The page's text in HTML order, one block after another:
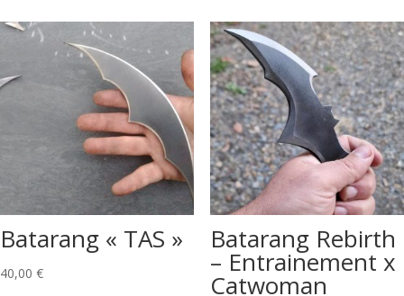
Batarang « TAS »
40,00 €
Batarang Rebirth
– Entrainement x
Catwoman